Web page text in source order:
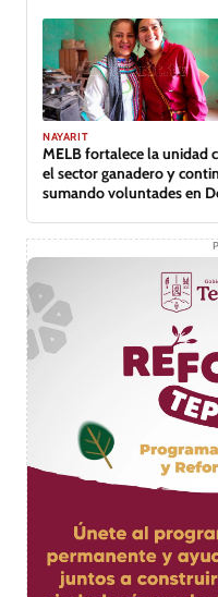
NAYARIT
MELB fortalece la unidad
el sector ganadero y
sumando voluntades en